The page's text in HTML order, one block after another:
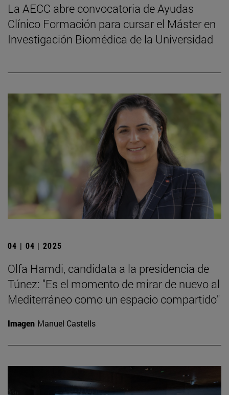
La AECC abre convocatoria de Ayudas
Clínico Formación para cursar el Máster en
Investigación Biomédica de la Universidad
04 | 04 | 2025
Olfa Hamdi, candidata a la presidencia de
Túnez: "Es el momento de mirar de nuevo al
Mediterráneo como un espacio compartido"
Imagen Manuel Castells